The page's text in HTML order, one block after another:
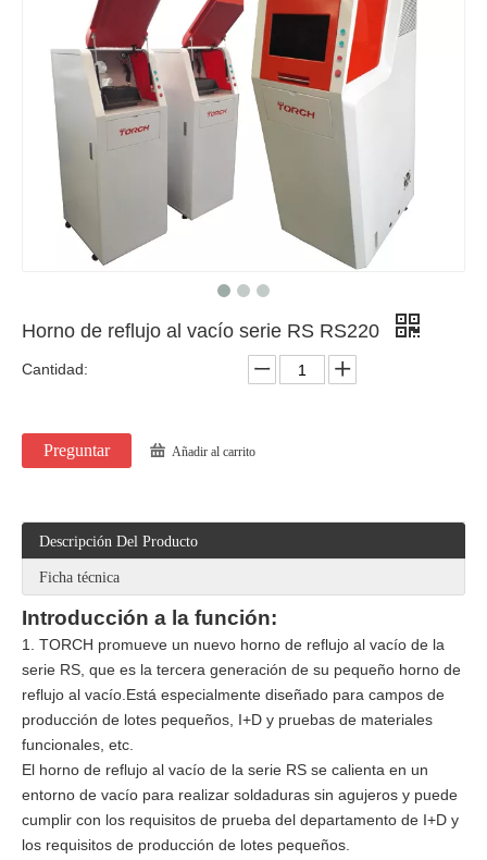
Horno de reflujo al vacío serie RS RS220
Cantidad:
Preguntar Añadir al carrito
Descripción Del Producto
Ficha técnica
Introducción a la función:
1. TORCH promueve un nuevo horno de reflujo al vacío de la
serie RS, que es la tercera generación de su pequeño horno de
reflujo al vacío.Está especialmente diseñado para campos de
producción de lotes pequeños, I+D y pruebas de materiales
funcionales, etc.
El horno de reflujo al vacío de la serie RS se calienta en un
entorno de vacío para realizar soldaduras sin agujeros y puede
cumplir con los requisitos de prueba del departamento de I+D y
los requisitos de producción de lotes pequeños.